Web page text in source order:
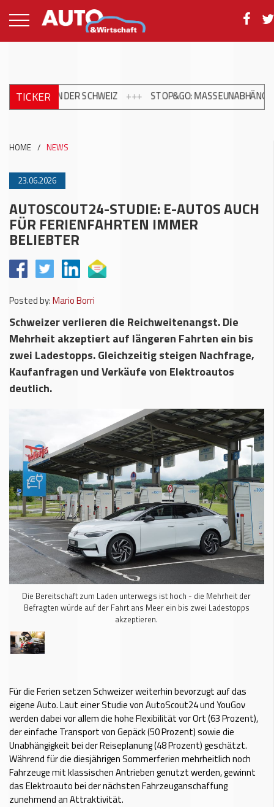
TICKER
IN DER SCHWEIZ +++ STOP&GO: MASSEUNABHÄNGIGER
HOME / NEWS
23.06.2026
AUTOSCOUT24-STUDIE: E-AUTOS AUCH
FÜR FERIENFAHRTEN IMMER
BELIEBTER
Posted by:Mario Borri
Schweizer verlieren die Reichweitenangst. Die
Mehrheit akzeptiert auf längeren Fahrten ein bis
zwei Ladestopps. Gleichzeitig steigen Nachfrage,
Kaufanfragen und Verkäufe von Elektroautos
deutlich.
Die Bereitschaft zum Laden unterwegs ist hoch - die Mehrheit der
Befragten würde auf der Fahrt ans Meer ein bis zwei Ladestopps
akzeptieren.
Für die Ferien setzen Schweizer weiterhin bevorzugt auf das
eigene Auto. Laut einer Studie von AutoScout24 und YouGov
werden dabei vor allem die hohe Flexibilität vor Ort (63 Prozent),
der einfache Transport von Gepäck (50 Prozent) sowie die
Unabhängigkeit bei der Reiseplanung (48 Prozent) geschätzt.
Während für die diesjährigen Sommerferien mehrheitlich noch
Fahrzeuge mit klassischen Antrieben genutzt werden, gewinnt
das Elektroauto bei der nächsten Fahrzeuganschaffung
zunehmend an Attraktivität.